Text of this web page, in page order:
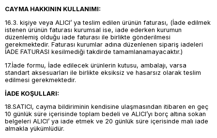
CAYMA HAKKININ KULLANIMI:
16.3. kişiye veya ALICI’ ya teslim edilen ürünün faturası, (İade edilmek
istenen ürünün faturası kurumsal ise, iade ederken kurumun
düzenlemiş olduğu iade faturası ile birlikte gönderilmesi
gerekmektedir. Faturası kurumlar adına düzenlenen sipariş iadeleri
İADE FATURASI kesilmediği takdirde tamamlanamayacaktır.)
17.İade formu, İade edilecek ürünlerin kutusu, ambalajı, varsa
standart aksesuarları ile birlikte eksiksiz ve hasarsız olarak teslim
edilmesi gerekmektedir.
İADE KOŞULLARI:
18.SATICI, cayma bildiriminin kendisine ulaşmasından itibaren en geç
10 günlük süre içerisinde toplam bedeli ve ALICI’yı borç altına sokan
belgeleri ALICI’ ya iade etmek ve 20 günlük süre içerisinde malı iade
almakla yükümlüdür.